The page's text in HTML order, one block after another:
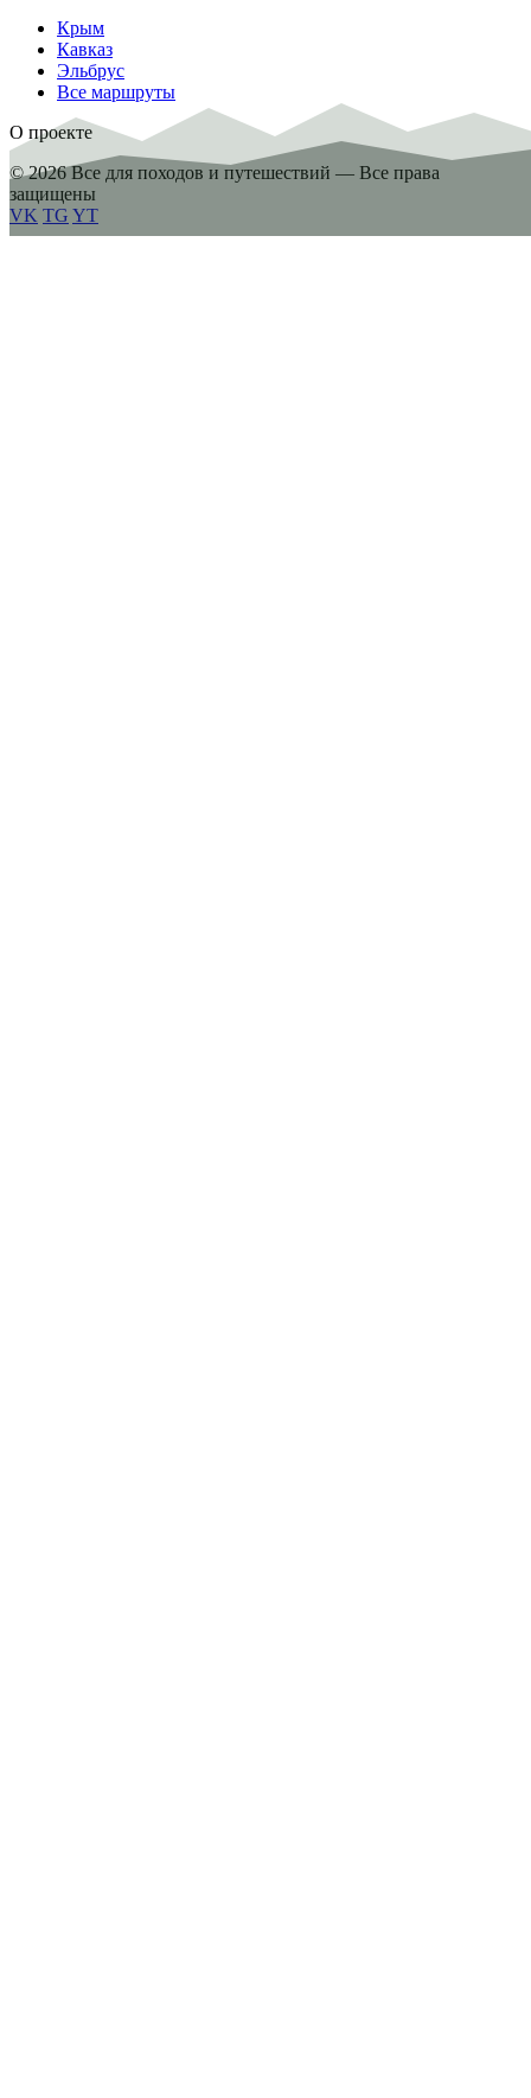
Крым
Кавказ
Эльбрус
Все маршруты
О проекте
© 2026 Все для походов и путешествий — Все права
защищены
VK TG YT